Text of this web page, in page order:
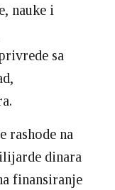
nauke i
sa
rashode na
dinara
finansiranje